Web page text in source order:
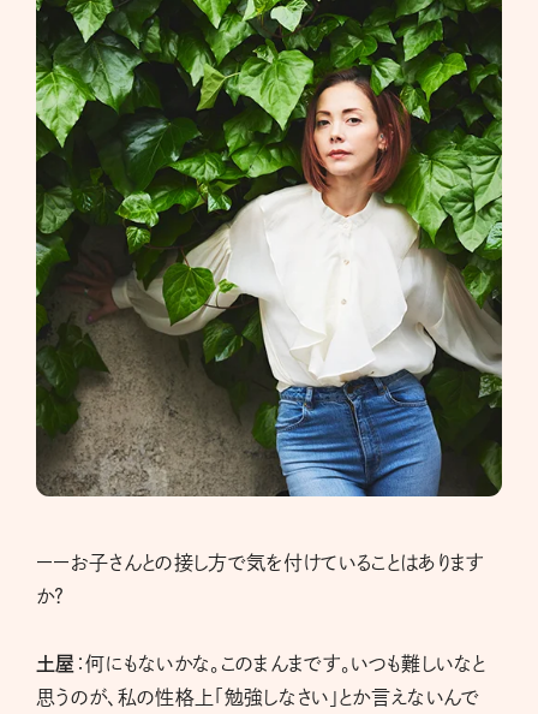
ーーお子さんとの接し方で気を付けていることはあります
か?
土屋 ：何にもないかな。このまんまです。いつも難しいなと
思うのが、私の性格上「勉強しなさい」とか言えないんで